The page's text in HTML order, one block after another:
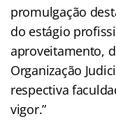
promulgação
do estágio
aproveitamento,
Organização
respectiva
vigor.”